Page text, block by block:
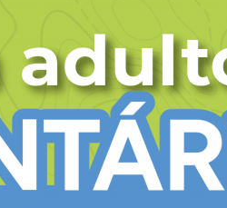
a mobilização de
na logística, na
nas ações
Escoteiros do Brasil unem-
brasileira,familiares,
campanha oficial da World